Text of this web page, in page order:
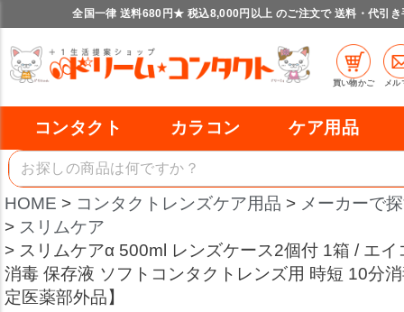
全国一律 送料680円★ 税込8,000円以上 のご注文で 送料・代引き
買い物かご メル
コンタクト カラコン ケア用品
HOME コンタクトレンズケア用品
メーカーで
スリムケア
スリムケアα 500ml レンズケース2個付 1箱 / エ
消毒 保存液 ソフトコンタクトレンズ用 時短 10分
定医薬部外品】